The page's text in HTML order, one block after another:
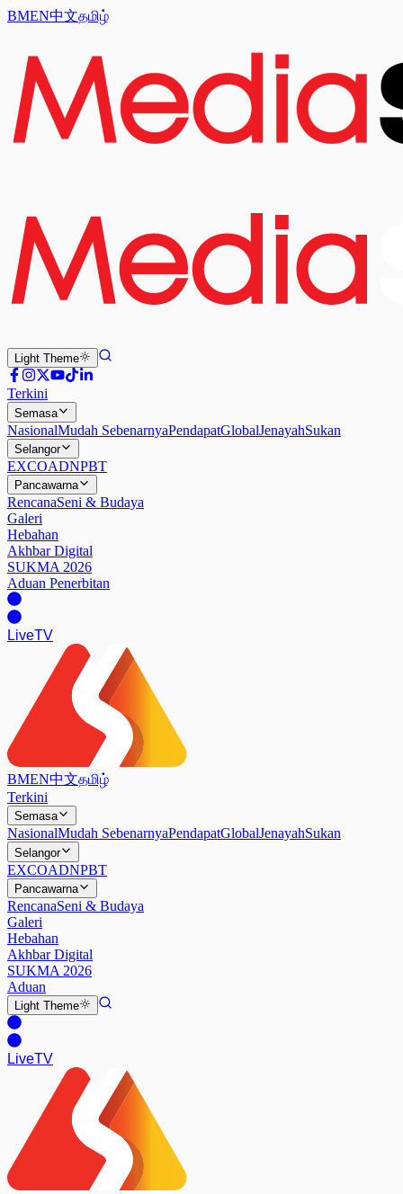
BMEN中文தமிழ்
Light Theme
Terkini
Semasa
NasionalMudah SebenarnyaPendapatGlobalJenayahSukan
Selangor
EXCOADNPBT
Pancawarna
RencanaSeni & Budaya
Galeri
Hebahan
Akhbar Digital
SUKMA 2026
Aduan Penerbitan
LiveTV
BMEN中文தமிழ்
Terkini
Semasa
NasionalMudah SebenarnyaPendapatGlobalJenayahSukan
Selangor
EXCOADNPBT
Pancawarna
RencanaSeni & Budaya
Galeri
Hebahan
Akhbar Digital
SUKMA 2026
Aduan
Light Theme
LiveTV